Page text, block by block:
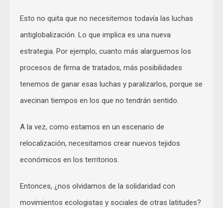
Esto no quita que no necesitemos todavía las luchas
antiglobalización. Lo que implica es una nueva
estrategia. Por ejemplo, cuanto más alarguemos los
procesos de firma de tratados, más posibilidades
tenemos de ganar esas luchas y paralizarlos, porque se
avecinan tiempos en los que no tendrán sentido.
A la vez, como estamos en un escenario de
relocalización, necesitamos crear nuevos tejidos
económicos en los territorios.
Entonces, ¿nos olvidamos de la solidaridad con
movimientos ecologistas y sociales de otras latitudes?